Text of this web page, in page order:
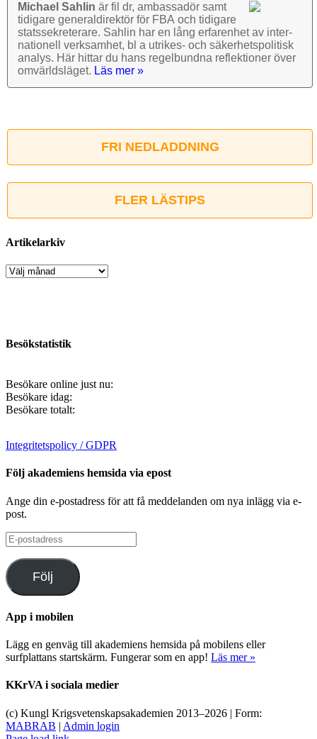
Michael Sahlin är fil dr, ambassadör samt
tidigare general­direktör för FBA och tidigare
stats­sekre­terare. Sahlin har en lång erfarenhet av inter­
nationell verk­samhet, bl a utrikes- och säkerhets­politisk
analys. Här hittar du hans regel­bundna reflek­tioner över
omvärlds­läget. Läs mer »
FRI NEDLADDNING
FLER LÄSTIPS
Artikelarkiv
Artikelarkiv
Besökstatistik
Besökare online just nu:
Besökare idag:
Besökare totalt:
Integritetspolicy / GDPR
Följ akademiens hemsida via epost
Ange din e-postadress för att få meddelanden om nya inlägg via e-
post.
E-
postadress
Följ
App i mobilen
Lägg en genväg till akademiens hemsida på mobilens eller
surfplattans startskärm. Fungerar som en app! Läs mer »
KKrVA i sociala medier
(c) Kungl Krigsvetenskapsakademien 2013–2026 | Form:
MABRAB | Admin login